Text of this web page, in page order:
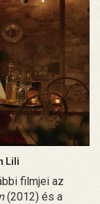
Lili
filmjei az
(2012) és a